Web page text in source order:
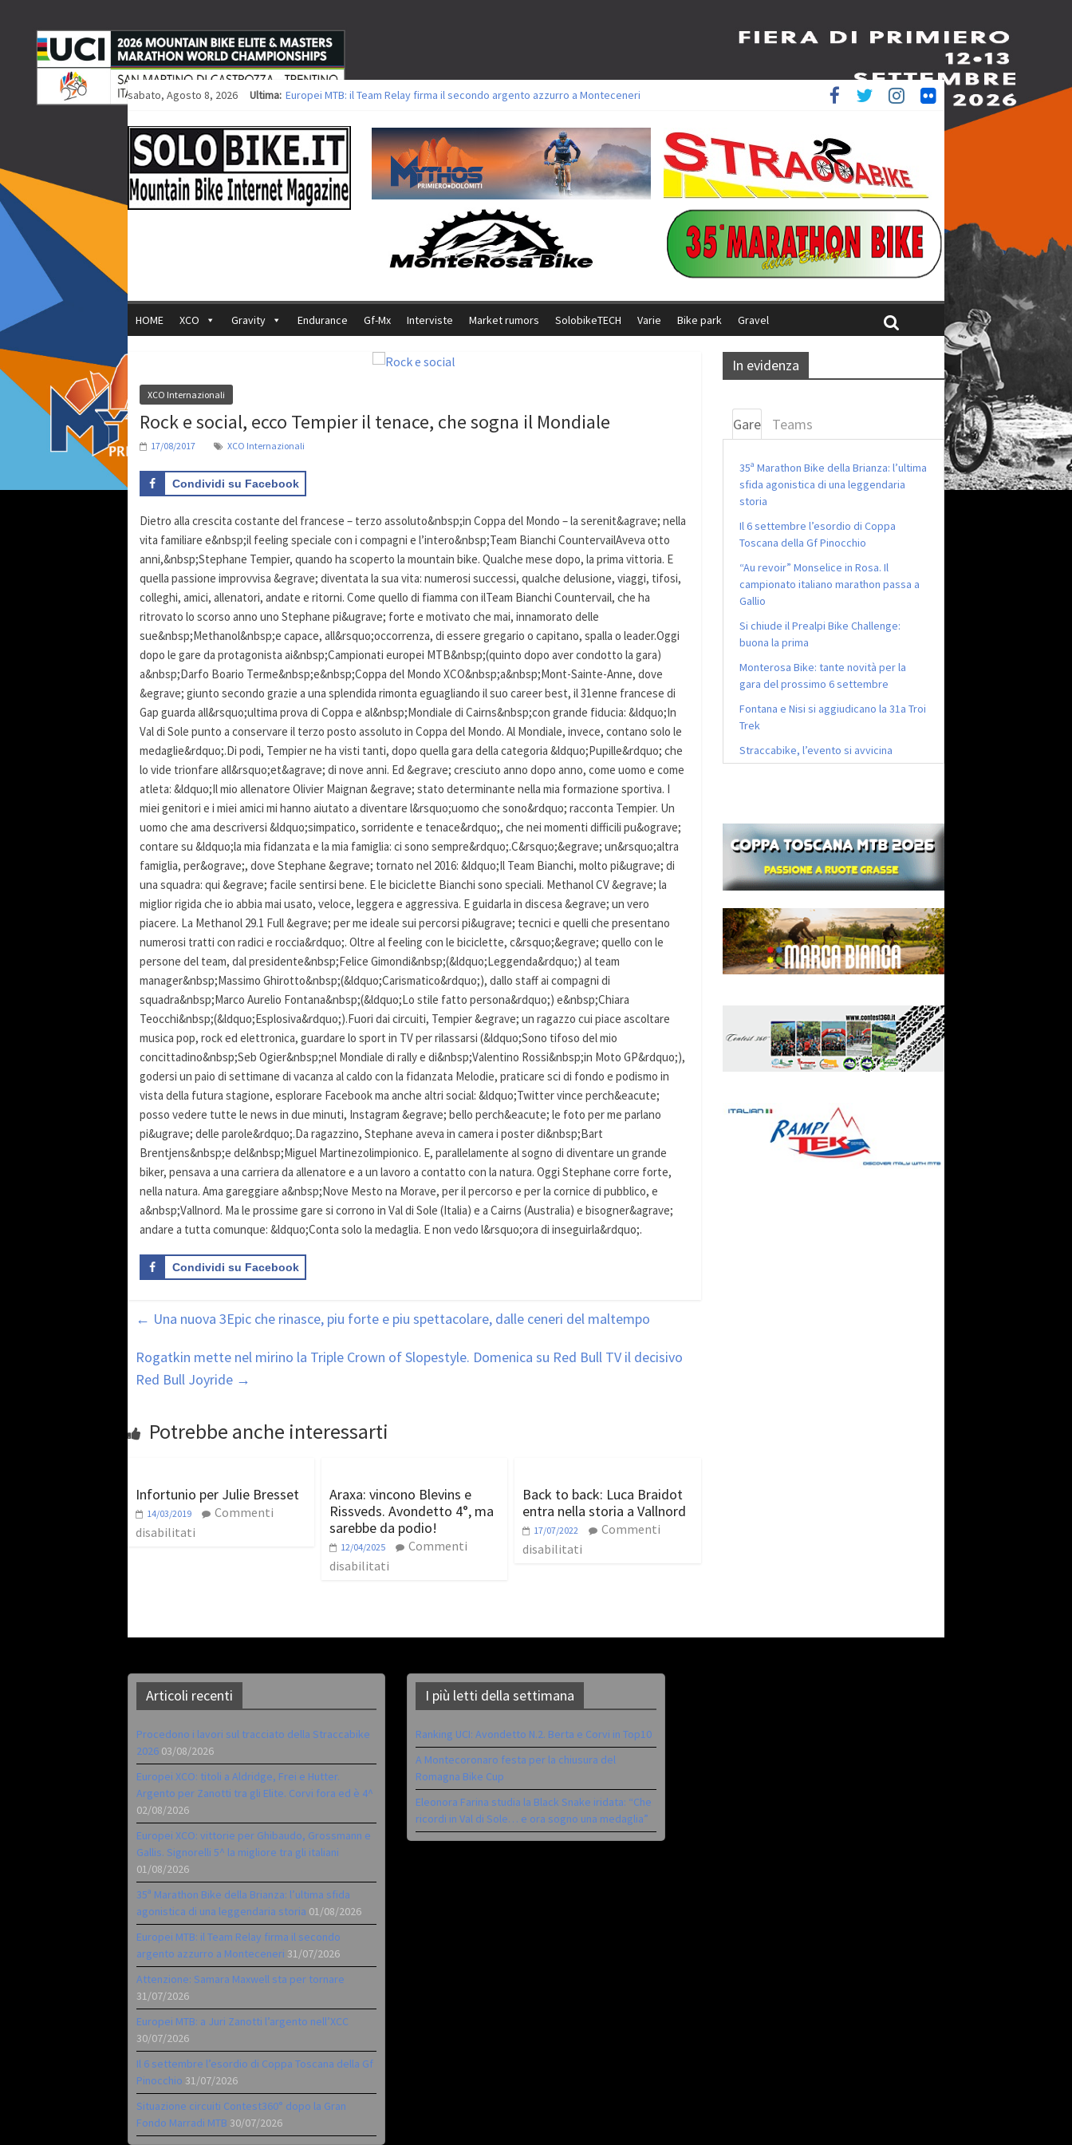
sabato, Agosto 8, 2026 Ultima: Europei MTB: il Team Relay firma il secondo argento azzurro a Monteceneri
Europei XCO: titoli a Aldridge, Frei e Hutter. Argento per Zanotti tra gli Elite. Corvi fora ed è 4^
Europei XCO: vittorie per Ghibaudo, Grossmann e Gallis. Signorelli 5^ la migliore tra gli italiani
35ª Marathon Bike della Brianza: l’ultima sfida agonistica di una leggendaria storia
HOME XCO Gravity Endurance Gf-Mx Interviste Market rumors SolobikeTECH Varie Bike park Gravel
XCO Internazionali
Rock e social, ecco Tempier il tenace, che sogna il Mondiale
17/08/2017 XCO Internazionali
Condividi su Facebook
Dietro alla crescita costante del francese – terzo assoluto&nbsp;in Coppa del Mondo – la serenit&agrave; nella
vita familiare e&nbsp;il feeling speciale con i compagni e l’intero&nbsp;Team Bianchi CountervailAveva otto
anni,&nbsp;Stephane Tempier, quando ha scoperto la mountain bike. Qualche mese dopo, la prima vittoria. E
quella passione improvvisa &egrave; diventata la sua vita: numerosi successi, qualche delusione, viaggi, tifosi,
colleghi, amici, allenatori, andate e ritorni. Come quello di fiamma con ilTeam Bianchi Countervail, che ha
ritrovato lo scorso anno uno Stephane pi&ugrave; forte e motivato che mai, innamorato delle
sue&nbsp;Methanol&nbsp;e capace, all&rsquo;occorrenza, di essere gregario o capitano, spalla o leader.Oggi
dopo le gare da protagonista ai&nbsp;Campionati europei MTB&nbsp;(quinto dopo aver condotto la gara)
a&nbsp;Darfo Boario Terme&nbsp;e&nbsp;Coppa del Mondo XCO&nbsp;a&nbsp;Mont-Sainte-Anne, dove
&egrave; giunto secondo grazie a una splendida rimonta eguagliando il suo career best, il 31enne francese di
Gap guarda all&rsquo;ultima prova di Coppa e al&nbsp;Mondiale di Cairns&nbsp;con grande fiducia: &ldquo;In
Val di Sole punto a conservare il terzo posto assoluto in Coppa del Mondo. Al Mondiale, invece, contano solo le
medaglie&rdquo;.Di podi, Tempier ne ha visti tanti, dopo quella gara della categoria &ldquo;Pupille&rdquo; che
lo vide trionfare all&rsquo;et&agrave; di nove anni. Ed &egrave; cresciuto anno dopo anno, come uomo e come
atleta: &ldquo;Il mio allenatore Olivier Maignan &egrave; stato determinante nella mia formazione sportiva. I
miei genitori e i miei amici mi hanno aiutato a diventare l&rsquo;uomo che sono&rdquo; racconta Tempier. Un
uomo che ama descriversi &ldquo;simpatico, sorridente e tenace&rdquo;, che nei momenti difficili pu&ograve;
contare su &ldquo;la mia fidanzata e la mia famiglia: ci sono sempre&rdquo;.C&rsquo;&egrave; un&rsquo;altra
famiglia, per&ograve;, dove Stephane &egrave; tornato nel 2016: &ldquo;Il Team Bianchi, molto pi&ugrave; di
una squadra: qui &egrave; facile sentirsi bene. E le biciclette Bianchi sono speciali. Methanol CV &egrave; la
miglior rigida che io abbia mai usato, veloce, leggera e aggressiva. E guidarla in discesa &egrave; un vero
piacere. La Methanol 29.1 Full &egrave; per me ideale sui percorsi pi&ugrave; tecnici e quelli che presentano
numerosi tratti con radici e roccia&rdquo;. Oltre al feeling con le biciclette, c&rsquo;&egrave; quello con le
persone del team, dal presidente&nbsp;Felice Gimondi&nbsp;(&ldquo;Leggenda&rdquo;) al team
manager&nbsp;Massimo Ghirotto&nbsp;(&ldquo;Carismatico&rdquo;), dallo staff ai compagni di
squadra&nbsp;Marco Aurelio Fontana&nbsp;(&ldquo;Lo stile fatto persona&rdquo;) e&nbsp;Chiara
Teocchi&nbsp;(&ldquo;Esplosiva&rdquo;).Fuori dai circuiti, Tempier &egrave; un ragazzo cui piace ascoltare
musica pop, rock ed elettronica, guardare lo sport in TV per rilassarsi (&ldquo;Sono tifoso del mio
concittadino&nbsp;Seb Ogier&nbsp;nel Mondiale di rally e di&nbsp;Valentino Rossi&nbsp;in Moto GP&rdquo;),
godersi un paio di settimane di vacanza al caldo con la fidanzata Melodie, praticare sci di fondo e podismo in
vista della futura stagione, esplorare Facebook ma anche altri social: &ldquo;Twitter vince perch&eacute;
posso vedere tutte le news in due minuti, Instagram &egrave; bello perch&eacute; le foto per me parlano
pi&ugrave; delle parole&rdquo;.Da ragazzino, Stephane aveva in camera i poster di&nbsp;Bart
Brentjens&nbsp;e del&nbsp;Miguel Martinezolimpionico. E, parallelamente al sogno di diventare un grande
biker, pensava a una carriera da allenatore e a un lavoro a contatto con la natura. Oggi Stephane corre forte,
nella natura. Ama gareggiare a&nbsp;Nove Mesto na Morave, per il percorso e per la cornice di pubblico, e
a&nbsp;Vallnord. Ma le prossime gare si corrono in Val di Sole (Italia) e a Cairns (Australia) e bisogner&agrave;
andare a tutta comunque: &ldquo;Conta solo la medaglia. E non vedo l&rsquo;ora di inseguirla&rdquo;.
Condividi su Facebook
← Una nuova 3Epic che rinasce, piu forte e piu spettacolare, dalle ceneri del maltempo
Rogatkin mette nel mirino la Triple Crown of Slopestyle. Domenica su Red Bull TV il decisivo
Red Bull Joyride →
Potrebbe anche interessarti
Infortunio per Julie Bresset
14/03/2019
Commenti
disabilitati
Araxa: vincono Blevins e
Rissveds. Avondetto 4°, ma
sarebbe da podio!
12/04/2025
Commenti
disabilitati
Back to back: Luca Braidot
entra nella storia a Vallnord
17/07/2022
Commenti
disabilitati
In evidenza
Gare Teams
35ª Marathon Bike della Brianza: l’ultima
sfida agonistica di una leggendaria
storia
Il 6 settembre l’esordio di Coppa
Toscana della Gf Pinocchio
“Au revoir” Monselice in Rosa. Il
campionato italiano marathon passa a
Gallio
Si chiude il Prealpi Bike Challenge:
buona la prima
Monterosa Bike: tante novità per la
gara del prossimo 6 settembre
Fontana e Nisi si aggiudicano la 31a Troi
Trek
Straccabike, l’evento si avvicina
Articoli recenti
Procedono i lavori sul tracciato della Straccabike
2026 03/08/2026
Europei XCO: titoli a Aldridge, Frei e Hutter.
Argento per Zanotti tra gli Elite. Corvi fora ed è 4^
02/08/2026
Europei XCO: vittorie per Ghibaudo, Grossmann e
Gallis. Signorelli 5^ la migliore tra gli italiani
01/08/2026
35ª Marathon Bike della Brianza: l’ultima sfida
agonistica di una leggendaria storia 01/08/2026
Europei MTB: il Team Relay firma il secondo
argento azzurro a Monteceneri 31/07/2026
Attenzione: Samara Maxwell sta per tornare
31/07/2026
Europei MTB: a Juri Zanotti l’argento nell’XCC
30/07/2026
Il 6 settembre l’esordio di Coppa Toscana della Gf
Pinocchio 31/07/2026
Situazione circuiti Contest360° dopo la Gran
Fondo Marradi MTB 30/07/2026
I più letti della settimana
Ranking UCI: Avondetto N.2. Berta e Corvi in Top10
A Montecoronaro festa per la chiusura del
Romagna Bike Cup
Eleonora Farina studia la Black Snake iridata: “Che
ricordi in Val di Sole… e ora sogno una medaglia”